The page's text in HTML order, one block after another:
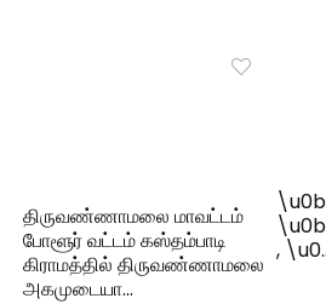
திருவண்ணாமலை மாவட்டம்
போளூர் வட்டம் கஸ்தம்பாடி
கிராமத்தில் திருவண்ணாமலை
அகமுடையா…
,